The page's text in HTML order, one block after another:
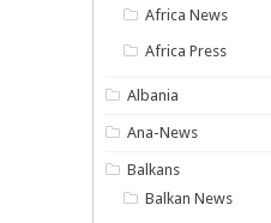
Africa News
Africa Press
Albania
Ana-News
Balkans
Balkan News